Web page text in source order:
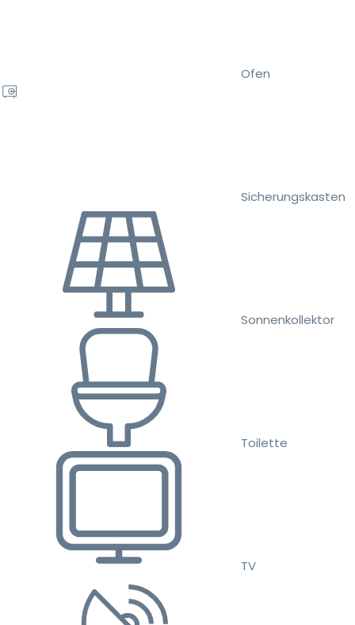
Ofen
Sicherungskasten
Sonnenkollektor
Toilette
TV